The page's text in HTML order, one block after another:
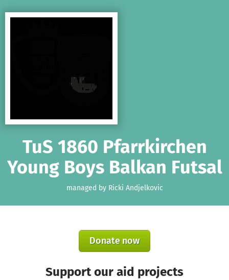
TuS 1860 Pfarrkirchen
Young Boys Balkan Futsal
managed by Ricki Andjelkovic
Donate now
Support our aid projects